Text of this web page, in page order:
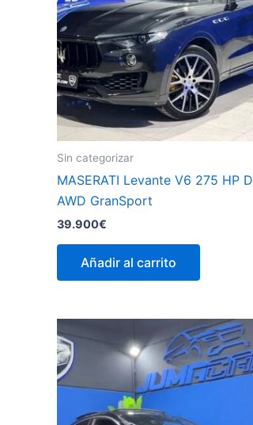
Sin categorizar
MASERATI Levante V6 275 HP D
AWD GranSport
39.900€
Añadir al carrito